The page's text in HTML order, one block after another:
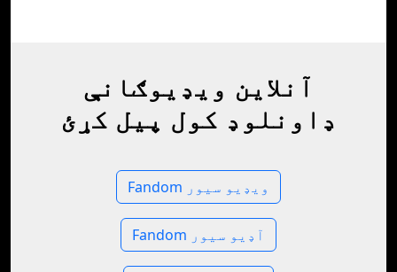
آنلاین ویډیوګانې
ډاونلوډ کول پیل کړئ
Fandom ویډیو سیور
Fandom آډیو سیور